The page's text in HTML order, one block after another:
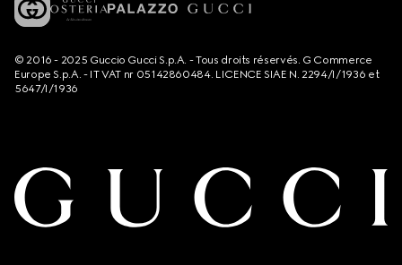
© 2016 - 2025 Guccio Gucci S.p.A. - Tous droits réservés. G Commerce
Europe S.p.A. - IT VAT nr 05142860484. LICENCE SIAE N. 2294/I/1936 et
5647/I/1936